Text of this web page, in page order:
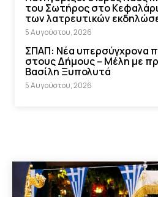
του Σωτήρος στο
των λατρευτικών
5 Αυγούστου, 2026
ΣΠΑΠ: Νέα υπερσύγχρονα
στους Δήμους – Μέλη με
Βασίλη Ξυπολυτά
5 Αυγούστου, 2026